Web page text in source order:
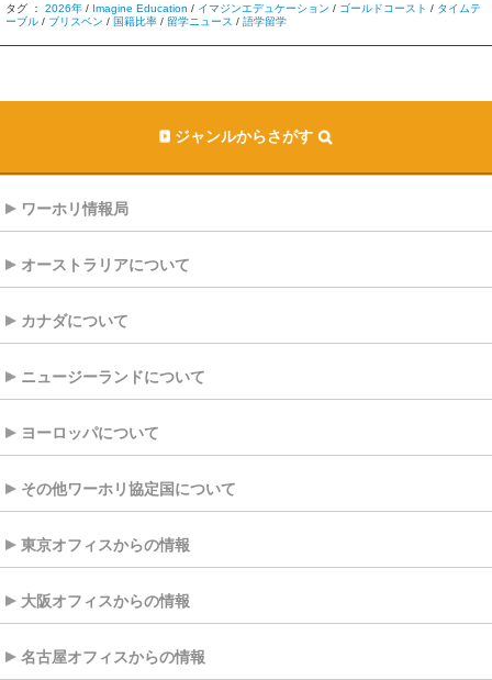
タグ ： 2026年 / Imagine Education / イマジンエデュケーション / ゴールドコースト / タイムテ
ーブル / ブリスベン / 国籍比率 / 留学ニュース / 語学留学
ジャンルからさがす
ワーホリ情報局
オーストラリアについて
カナダについて
ニュージーランドについて
ヨーロッパについて
その他ワーホリ協定国について
東京オフィスからの情報
大阪オフィスからの情報
名古屋オフィスからの情報